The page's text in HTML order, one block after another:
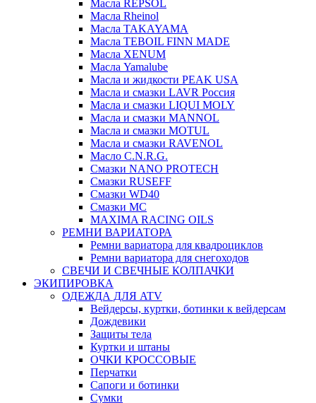
Масла REPSOL
Масла Rheinol
Масла TAKAYAMA
Масла TEBOIL FINN MADE
Масла XENUM
Масла Yamalube
Масла и жидкости PEAK USA
Масла и смазки LAVR Россия
Масла и смазки LIQUI MOLY
Масла и смазки MANNOL
Масла и смазки MOTUL
Масла и смазки RAVENOL
Масло C.N.R.G.
Смазки NANO PROTECH
Смазки RUSEFF
Смазки WD40
Смазки МС
MAXIMA RACING OILS
РЕМНИ ВАРИАТОРА
Ремни вариатора для квадроциклов
Ремни вариатора для снегоходов
СВЕЧИ И СВЕЧНЫЕ КОЛПАЧКИ
ЭКИПИРОВКА
ОДЕЖДА ДЛЯ ATV
Вейдерсы, куртки, ботинки к вейдерсам
Дождевики
Защиты тела
Куртки и штаны
ОЧКИ КРОССОВЫЕ
Перчатки
Сапоги и ботинки
Сумки